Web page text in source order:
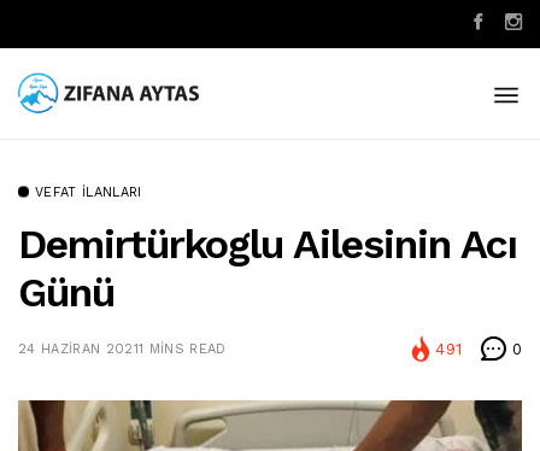
VEFAT İLANLARI
Demirtürkoglu Ailesinin Acı
Günü
24 HAZIRAN 20211 MINS READ 491 0